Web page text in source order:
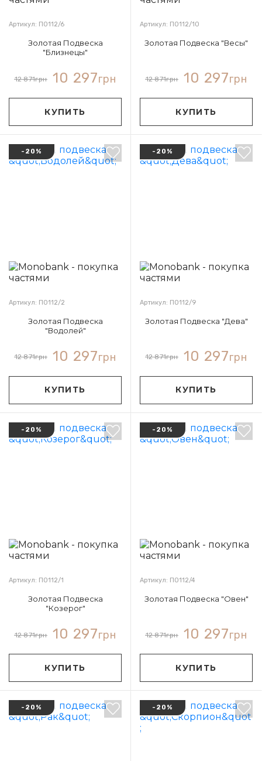
Артикул: П0112/6
Золотая Подвеска
"Близнецы"
12 871грн 10 297грн
КУПИТЬ
Артикул: П0112/10
Золотая Подвеска "Весы"
12 871грн 10 297грн
КУПИТЬ
-20%
Артикул: П0112/2
Золотая Подвеска
"Водолей"
12 871грн 10 297грн
КУПИТЬ
-20%
Артикул: П0112/9
Золотая Подвеска "Дева"
12 871грн 10 297грн
КУПИТЬ
-20%
Артикул: П0112/1
Золотая Подвеска
"Козерог"
12 871грн 10 297грн
КУПИТЬ
-20%
Артикул: П0112/4
Золотая Подвеска "Овен"
12 871грн 10 297грн
КУПИТЬ
-20% -20%